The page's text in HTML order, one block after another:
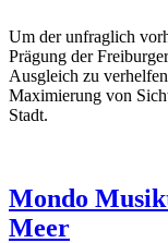
Um der unfraglich
Prägung der
Ausgleich zu
Maximierung von
Stadt.
Mondo
Meer